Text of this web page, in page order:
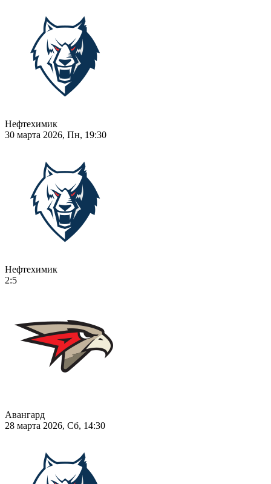
Нефтехимик
30 марта 2026, Пн, 19:30
Нефтехимик
2:5
Авангард
28 марта 2026, Сб, 14:30